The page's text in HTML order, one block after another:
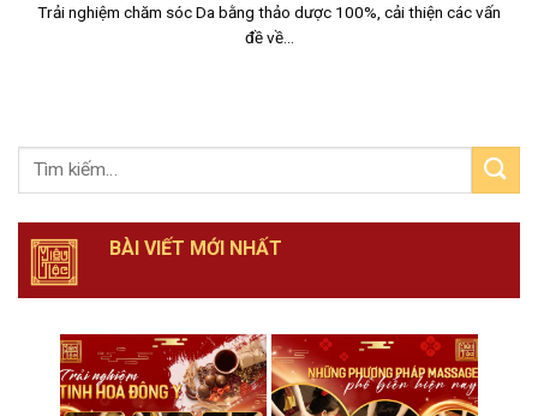
BÀI VIẾT MỚI NHẤT
Trải nghiệm chăm sóc Da bằng thảo dược 100%, cải thiện các vấn
đề về...